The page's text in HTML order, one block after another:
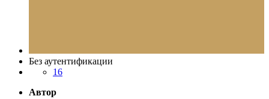
Без аутентификации
16
Автор